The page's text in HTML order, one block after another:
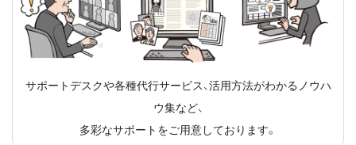
サポートデスクや各種代行サービス、活用方法がわかるノウハ
ウ集など、
多彩なサポートをご用意しております。